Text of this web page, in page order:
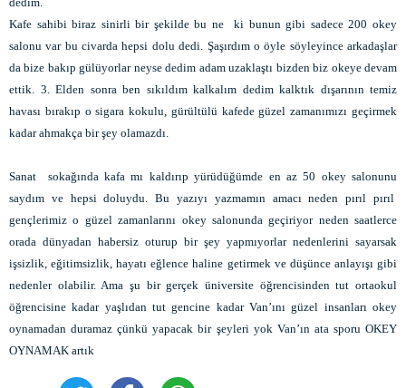
Kafe sahibi biraz sinirli bir şekilde bu ne ki bunun gibi sadece 200 okey
salonu var bu civarda hepsi dolu dedi. Şaşırdım o öyle söyleyince arkadaşlar
da bize bakıp gülüyorlar neyse dedim adam uzaklaştı bizden biz okeye devam
ettik. 3. Elden sonra ben sıkıldım kalkalım dedim kalktık dışarının temiz
havası bırakıp o sigara kokulu, gürültülü kafede güzel zamanımızı geçirmek
kadar ahmakça bir şey olamazdı.
Sanat sokağında kafa mı kaldırıp yürüdüğümde en az 50 okey salonunu
saydım ve hepsi doluydu. Bu yazıyı yazmamın amacı neden pırıl pırıl
gençlerimiz o güzel zamanlarını okey salonunda geçiriyor neden saatlerce
orada dünyadan habersiz oturup bir şey yapmıyorlar nedenlerini sayarsak
işsizlik, eğitimsizlik, hayatı eğlence haline getirmek ve düşünce anlayışı gibi
nedenler olabilir. Ama şu bir gerçek üniversite öğrencisinden tut ortaokul
öğrencisine kadar yaşlıdan tut gencine kadar Van’ını güzel insanları okey
oynamadan duramaz çünkü yapacak bir şeyleri yok Van’ın ata sporu OKEY
OYNAMAK artık